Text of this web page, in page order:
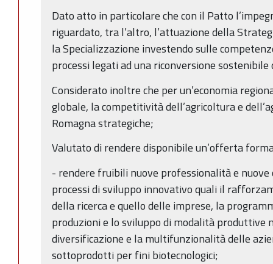
Dato atto in particolare che con il Patto
riguardato, tra l’altro, l’attuazione della
la Specializzazione investendo sulle
processi legati ad una riconversione
Considerato inoltre che per un’economia
globale, la competitività dell’agricoltura e
Romagna strategiche;
Valutato di rendere disponibile un’offerta
- rendere fruibili nuove professionalità e nuove
processi di sviluppo innovativo quali il
della ricerca e quello delle imprese, la
produzioni e lo sviluppo di modalità produttive
diversificazione e la multifunzionalità delle
sottoprodotti per fini biotecnologici;